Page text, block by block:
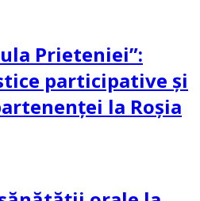
Prieteniei”:
participative și
la Roșia